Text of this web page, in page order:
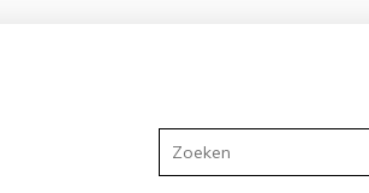
Zoeken